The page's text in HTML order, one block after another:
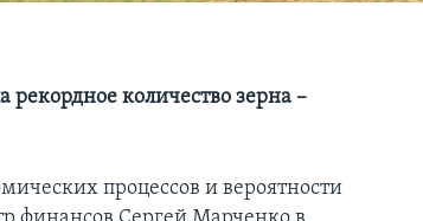
рекордное количество зерна –
процессов и вероятности